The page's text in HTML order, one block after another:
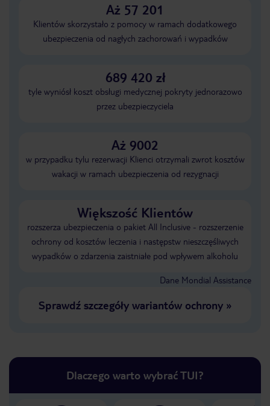
Aż 57 201
Klientów skorzystało z pomocy w ramach dodatkowego
ubezpieczenia od nagłych zachorowań i wypadków
689 420 zł
tyle wyniósł koszt obsługi medycznej pokryty jednorazowo
przez ubezpieczyciela
Aż 9002
w przypadku tylu rezerwacji Klienci otrzymali zwrot kosztów
wakacji w ramach ubezpieczenia od rezygnacji
Większość Klientów
rozszerza ubezpieczenia o pakiet All Inclusive - rozszerzenie
ochrony od kosztów leczenia i następstw nieszczęśliwych
wypadków o zdarzenia zaistniałe pod wpływem alkoholu
Dane Mondial Assistance
Sprawdź szczegóły wariantów ochrony»
Dlaczego warto wybrać TUI?